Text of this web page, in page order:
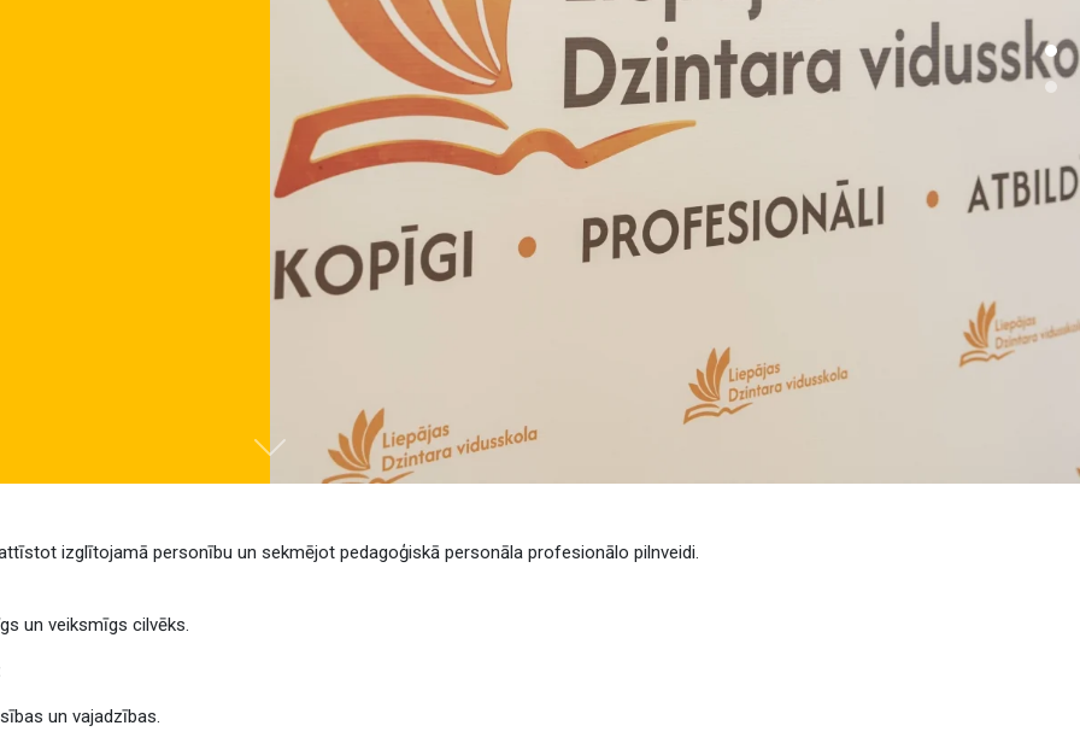
Tālāk
izglītojamā personību un sekmējot pedagoģiskā personāla profesionālo pilnveidi.
un veiksmīgs cilvēks.
un vajadzības.